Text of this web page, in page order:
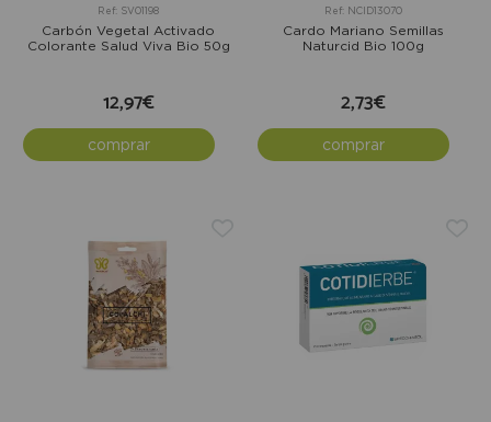
Ref: SV01198
Carbón Vegetal Activado
Colorante Salud Viva Bio 50g
12,97€
comprar
Ref: NCID13070
Cardo Mariano Semillas
Naturcid Bio 100g
2,73€
comprar